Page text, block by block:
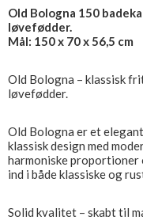
Old Bologna 150
løvefødder.
Mål: 150 x 70 x 56,5 cm
Old Bologna – klassisk
løvefødder.
Old Bologna er et
klassisk design med
harmoniske
ind i både klassiske og
Solid kvalitet – skabt til